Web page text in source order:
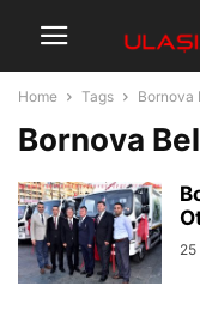
Home Tags Bornova
Bornova
25